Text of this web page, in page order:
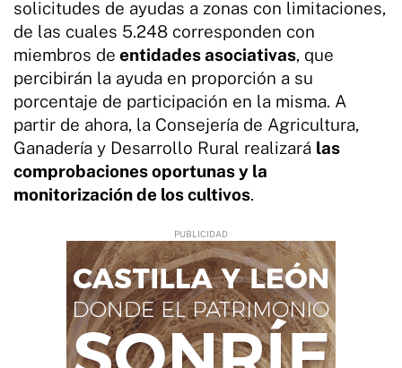
solicitudes de ayudas a zonas con limitaciones,
de las cuales 5.248 corresponden con
miembros de entidades asociativas, que
percibirán la ayuda en proporción a su
porcentaje de participación en la misma. A
partir de ahora, la Consejería de Agricultura,
Ganadería y Desarrollo Rural realizará las
comprobaciones oportunas y la
monitorización de los cultivos.